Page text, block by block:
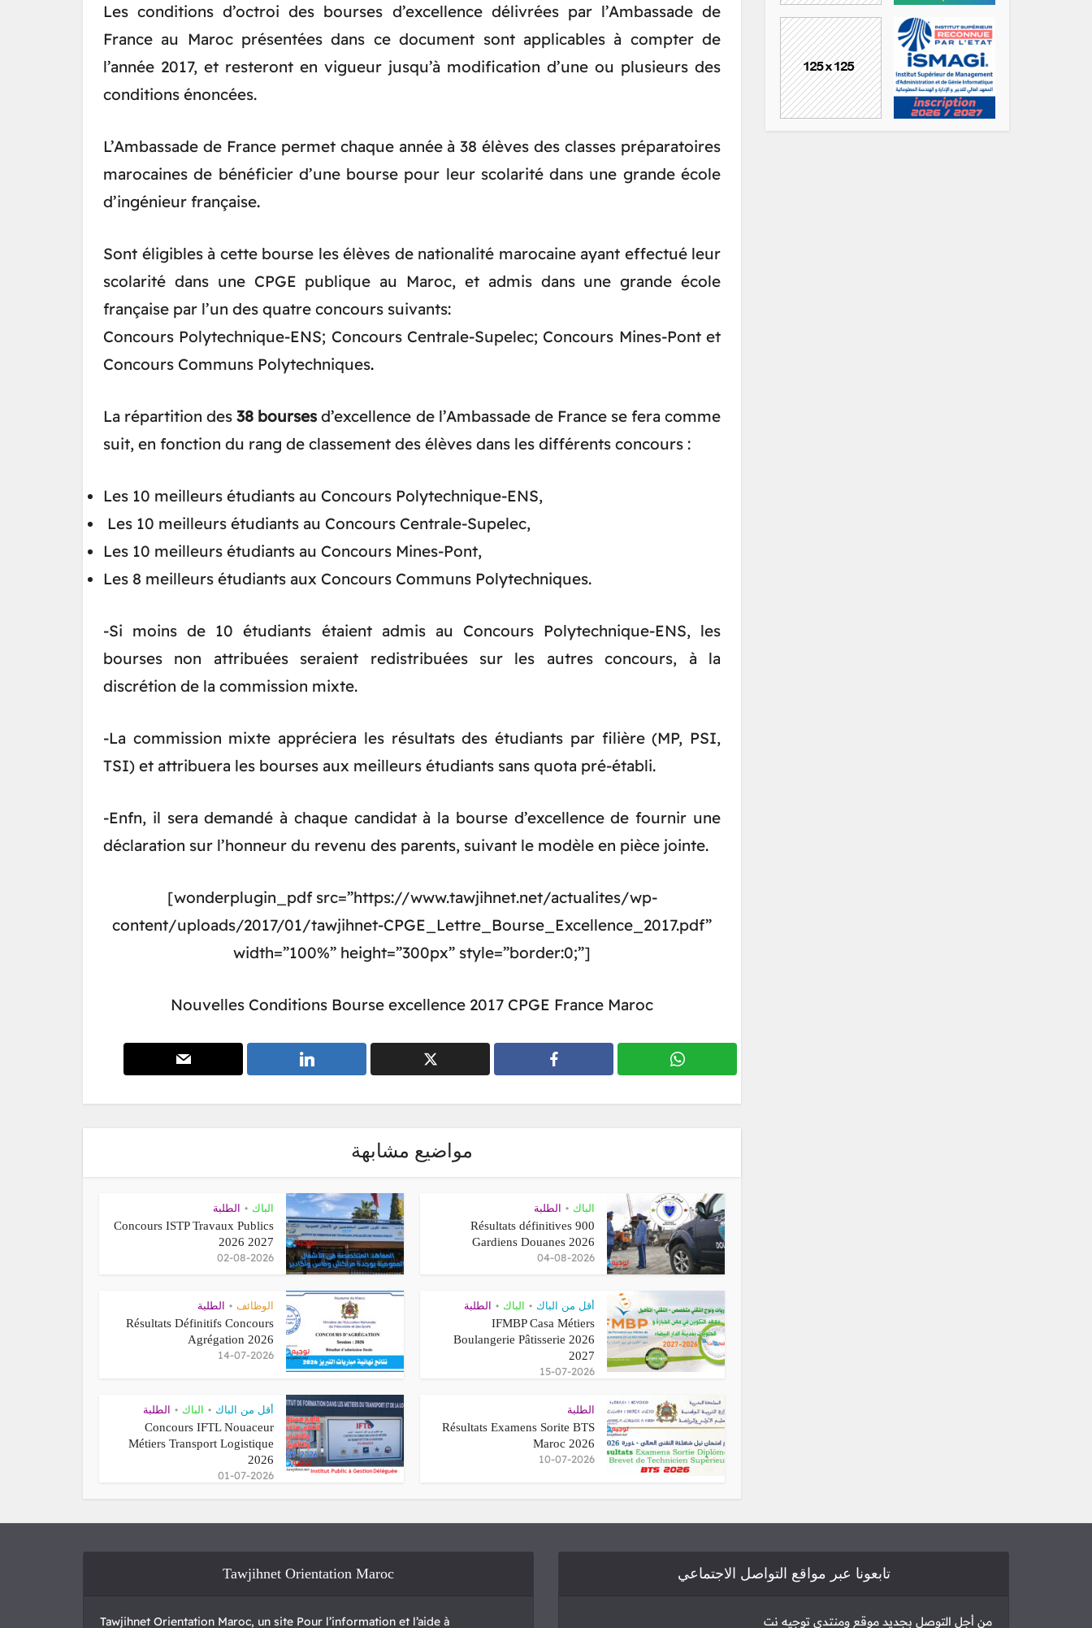
Les conditions d’octroi des bourses d’excellence délivrées par l’Ambassade de
France au Maroc présentées dans ce document sont applicables à compter de
l’année 2017, et resteront en vigueur jusqu’à modification d’une ou plusieurs des
conditions énoncées.
L’Ambassade de France permet chaque année à 38 élèves des classes préparatoires
marocaines de bénéficier d’une bourse pour leur scolarité dans une grande école
d’ingénieur française.
Sont éligibles à cette bourse les élèves de nationalité marocaine ayant effectué leur
scolarité dans une CPGE publique au Maroc, et admis dans une grande école
française par l’un des quatre concours suivants:
Concours Polytechnique-ENS; Concours Centrale-Supelec; Concours Mines-Pont et
Concours Communs Polytechniques.
La répartition des38 bourses d’excellence de l’Ambassade de France se fera comme
suit, en fonction du rang de classement des élèves dans les différents concours :
Les 10 meilleurs étudiants au Concours Polytechnique-ENS,
Les 10 meilleurs étudiants au Concours Centrale-Supelec,
Les 10 meilleurs étudiants au Concours Mines-Pont,
Les 8 meilleurs étudiants aux Concours Communs Polytechniques.
-Si moins de 10 étudiants étaient admis au Concours Polytechnique-ENS, les
bourses non attribuées seraient redistribuées sur les autres concours, à la
discrétion de la commission mixte.
-La commission mixte appréciera les résultats des étudiants par filière (MP, PSI,
TSI) et attribuera les bourses aux meilleurs étudiants sans quota pré-établi.
-Enfn, il sera demandé à chaque candidat à la bourse d’excellence de fournir une
déclaration sur l’honneur du revenu des parents, suivant le modèle en pièce jointe.
[wonderplugin_pdf src=”https://www.tawjihnet.net/actualites/wp-
content/uploads/2017/01/tawjihnet-CPGE_Lettre_Bourse_Excellence_2017.pdf”
width=”100%” height=”300px” style=”border:0;”]
Nouvelles Conditions Bourse excellence 2017 CPGE France Maroc
مواضيع مشابهة
الباك • الطلبة
Résultats définitives 900
Gardiens Douanes 2026
04-08-2026
الباك • الطلبة
Concours ISTP Travaux Publics
2026 2027
02-08-2026
أقل من الباك • الباك • الطلبة
IFMBP Casa Métiers
Boulangerie Pâtisserie 2026
2027
15-07-2026
الوظائف • الطلبة
Résultats Définitifs Concours
Agrégation 2026
14-07-2026
الطلبة
Résultats Examens Sorite BTS
Maroc 2026
10-07-2026
أقل من الباك • الباك • الطلبة
Concours IFTL Nouaceur
Métiers Transport Logistique
2026
01-07-2026
Tawjihnet Orientation Maroc
Tawjihnet Orientation Maroc, un site Pour l’information et l’aide à
تابعونا عبر مواقع التواصل الاجتماعي
من أجل التوصل بجديد موقع ومنتدى توجيه نت